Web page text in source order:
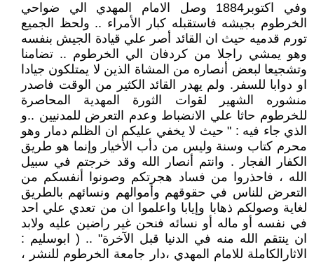
وفي اكتوبر1884 وصل الامام المهدي الي ضواحي
الخرطوم بجيشه فاستقبله كبار الأمراء .. ولحظ الجميع
تورم قدميه حيث ان القائد أصر علي قيادة الجيش بنفسه
وهو يمشي راجلا من كردفان الي الخرطوم .. تضامنا
وتشجيعا لبعض أنصاره من المشاة الذين لا يمتلكون جيادا
او دوابا للسفر. ولم يهدر القائد الكثير من الوقت فاصدر
منشوره الشهير لقوات الثورة المهدية المحاصرة
للخرطوم حاثا علي الانضباط وعدم التعرض للمدنيين ..و
الذي جاء فيه : " حيث لا يخفي عليكم ان الظلم دمار وهو
محرم كتاب وسنة وليس من دأب الأخيار وإنما هو طريق
الكفار الفجار . وانتم أنصار الله وقد خرجتم في سبيل
الله ، فاحذروا من فساد هجرتكم وصونوا أنفسكم من
التعرض للناس في حقوقهم وأموالهم ونسائهم بالطريق
لغاية وصولكم ذهابا وإيابا واعلموا ان من تعدي علي احد
في نفسه أو ماله أو نسائه فنحن غير راضين عليه ولابد
ان ينتقم الله منه في الدنيا قبل الآخرة" .. ( ابوسليم :
الاثارالكاملة للامام المهدي ،دار جامعة الخرطوم للنشر ،